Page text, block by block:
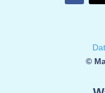
©